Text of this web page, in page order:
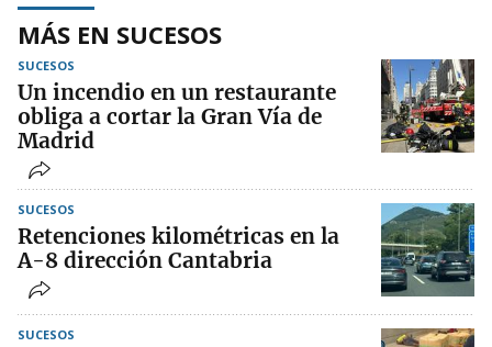
MÁS EN SUCESOS
SUCESOS
Un incendio en un restaurante
obliga a cortar la Gran Vía de
Madrid
SUCESOS
Retenciones kilométricas en la
A-8 dirección Cantabria
SUCESOS